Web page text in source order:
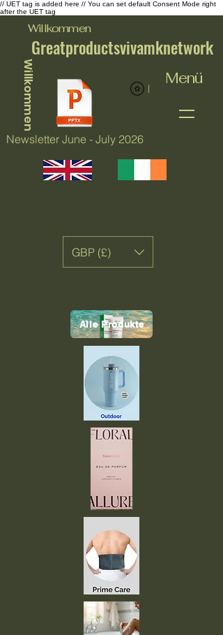
// UET tag is added here // You can set default Consent Mode right
after the UET tag
Willkommen
Newsletter June - July 2026
Greatproductsvivamknetwork
Menü
Willkommen
GBP (£)
Alle Produkte